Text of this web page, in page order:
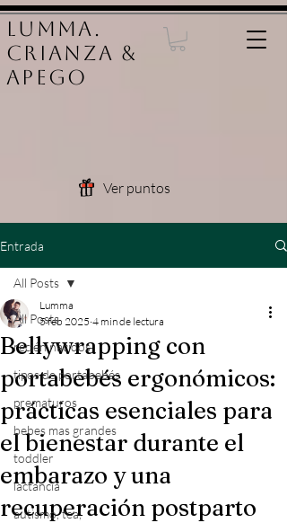
LUMMA.
Crianza &
Apego
Ver puntos
Entrada
All Posts
recién nacidos
tipos de portabebés
prematuros
bebes mas grandes
toddler
lactancia
autismo, tea,
All Posts
Bellywrapping con
portabebés ergonómicos:
prácticas esenciales para
el bienestar durante el
embarazo y una
recuperación postparto
Lumma
5 feb 2025 4 min de lectura